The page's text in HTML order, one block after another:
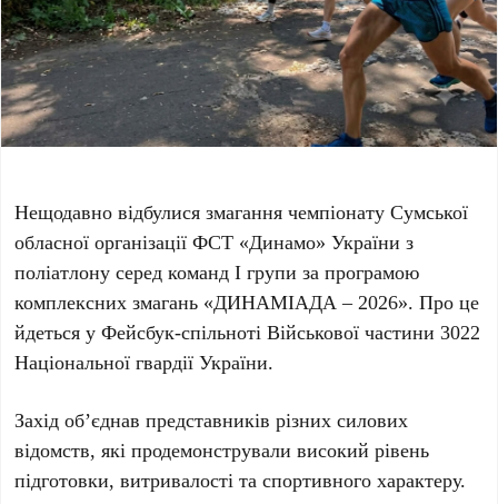
Нещодавно відбулися змагання чемпіонату Сумської
обласної організації ФСТ «Динамо» України з
поліатлону серед команд І групи за програмою
комплексних змагань «ДИНАМІАДА – 2026». Про це
йдеться у Фейсбук-спільноті Військової частини 3022
Національної гвардії України.
Захід об’єднав представників різних силових
відомств, які продемонстрували високий рівень
підготовки, витривалості та спортивного характеру.